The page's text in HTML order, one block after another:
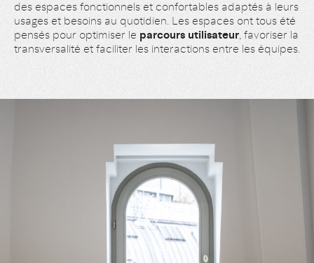
des espaces fonctionnels et confortables adaptés à leurs
usages et besoins au quotidien. Les espaces ont tous été
pensés pour optimiser le parcours utilisateur, favoriser la
transversalité et faciliter les interactions entre les équipes.